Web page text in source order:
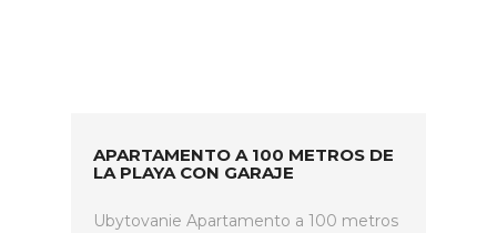
APARTAMENTO A 100 METROS DE
LA PLAYA CON GARAJE
Ubytovanie Apartamento a 100 metros